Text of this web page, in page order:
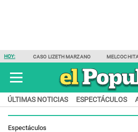
HOY: CASO LIZETH MARZANO
ÚLTIMAS NOTICIAS ESPECTÁCULOS
Espectáculos